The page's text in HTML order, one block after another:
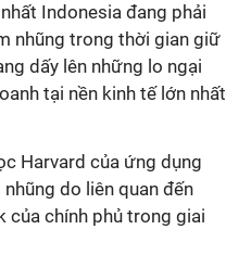
Indonesia đang phải
nhũng trong thời gian giữ
dấy lên những lo ngại
tại nền kinh tế lớn nhất
Harvard của ứng dụng
do liên quan đến
của chính phủ trong giai